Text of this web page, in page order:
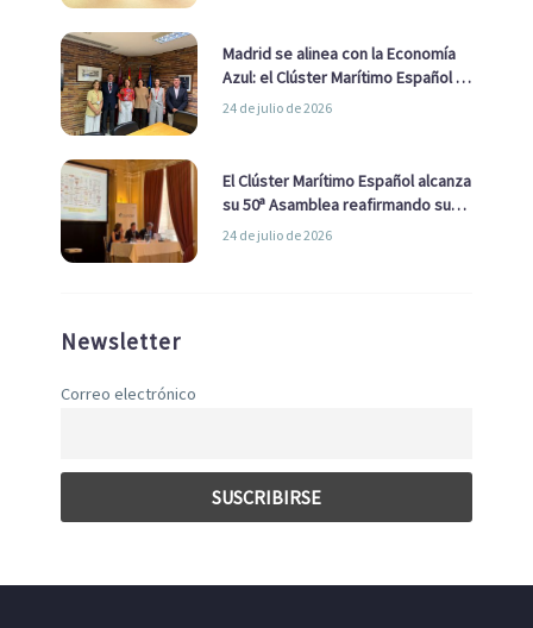
Madrid se alinea con la Economía
Azul: el Clúster Marítimo Español y
la Real Liga Naval avanzan alianzas
24 de julio de 2026
El Clúster Marítimo Español alcanza
su 50ª Asamblea reafirmando su
liderazgo en la Economía Azul
24 de julio de 2026
Newsletter
Correo electrónico